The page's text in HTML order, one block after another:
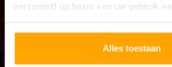
verzameld op basis van uw gebruik
Alles toestaan